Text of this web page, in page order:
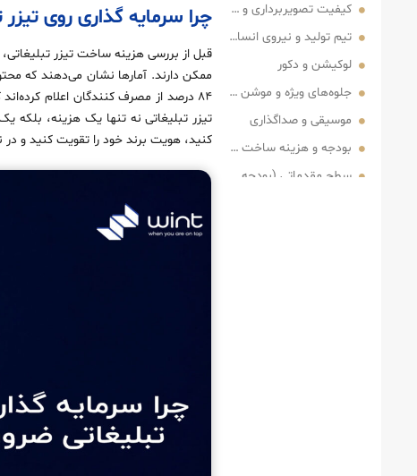
کیفیت تصویربرداری و تجهیزات
تیم تولید و نیروی انسانی
لوکیشن و دکور
جلوه‌های ویژه و موشن گرافیک
موسیقی و صداگذاری
بودجه و هزینه ساخت تیزر تبلیغاتی در سطوح مختلف
چرا سرمایه‌ گذاری روی
قبل از بررسی هزینه ساخت تیزر تبلیغاتی،
۸۴ درصد از مصرف‌ کنندگان اعلام
تیزر تبلیغاتی نه تنها یک هزینه،
کنید، هویت برند خود را تقویت کنید و